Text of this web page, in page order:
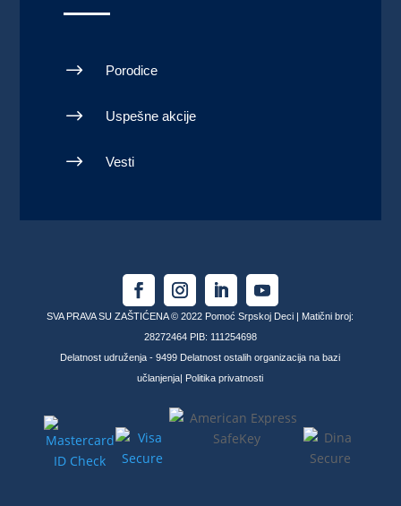
$ Porodice
$ Uspešne akcije
$ Vesti
SVA PRAVA SU ZAŠTIĆENA © 2022 Pomoć Srpskoj Deci | Matični broj:
28272464 PIB: 111254698
Delatnost udruženja - 9499 Delatnost ostalih organizacija na bazi
učlanjenja| Politika privatnosti